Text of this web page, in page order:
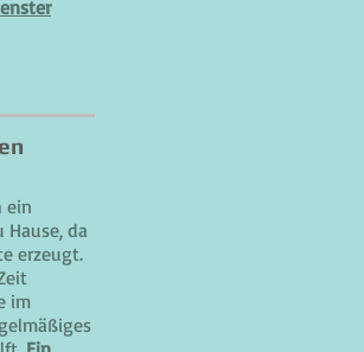
ein
Hause, da
erzeugt.
im